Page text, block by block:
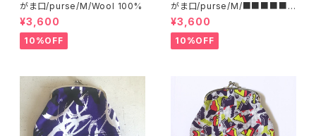
がま口/purse/M/Wool 100%
¥3,600
10%OFF
がま口/purse/M/■■■■■
■■■ AB
¥3,600
10%OFF